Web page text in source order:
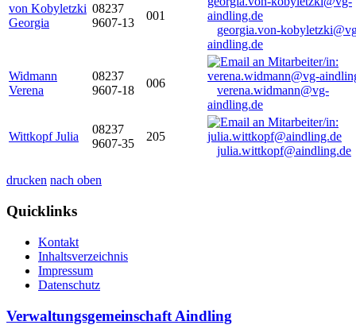
von Kobyletzki
Georgia
08237
9607-13
001
georgia.von-
aindling.de
Widmann
Verena
08237
9607-18
006
verena.widmann@vg-
aindling.de
Wittkopf Julia
08237
9607-35
205
julia.wittkopf@aindling.de
drucken nach oben
Quicklinks
Kontakt
Inhaltsverzeichnis
Impressum
Datenschutz
Verwaltungsgemeinschaft Aindling